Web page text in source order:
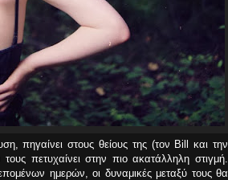
πηγαίνει στους θείους της (τον Bill και την
πετυχαίνει στην πιο ακατάλληλη στιγμή.
ημερών, οι δυναμικές μεταξύ τους θα